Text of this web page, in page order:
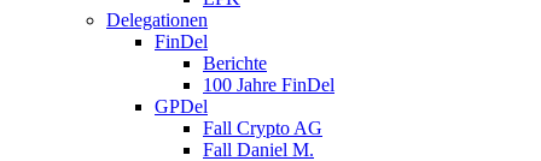
Delegationen
FinDel
Berichte
100 Jahre FinDel
GPDel
Fall Crypto AG
Fall Daniel M.